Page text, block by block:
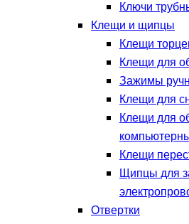
Ключи
Клещи и щипцы
Клещи
Клещи для
Зажимы
Клещи для
Клещи для
Клещи
Щипцы для
Отвертки